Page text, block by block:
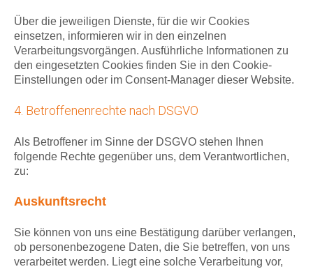
Über die jeweiligen Dienste, für die wir Cookies
einsetzen, informieren wir in den einzelnen
Verarbeitungsvorgängen. Ausführliche Informationen zu
den eingesetzten Cookies finden Sie in den Cookie-
Einstellungen oder im Consent-Manager dieser Website.
4. Betroffenenrechte nach DSGVO
Als Betroffener im Sinne der DSGVO stehen Ihnen
folgende Rechte gegenüber uns, dem Verantwortlichen,
zu:
Auskunftsrecht
Sie können von uns eine Bestätigung darüber verlangen,
ob personenbezogene Daten, die Sie betreffen, von uns
verarbeitet werden. Liegt eine solche Verarbeitung vor,